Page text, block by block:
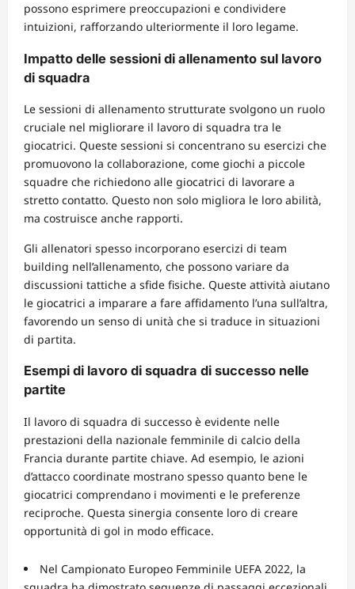
possono esprimere preoccupazioni e condividere
intuizioni, rafforzando ulteriormente il loro legame.
Impatto delle sessioni di allenamento sul lavoro
di squadra
Le sessioni di allenamento strutturate svolgono un ruolo
cruciale nel migliorare il lavoro di squadra tra le
giocatrici. Queste sessioni si concentrano su esercizi che
promuovono la collaborazione, come giochi a piccole
squadre che richiedono alle giocatrici di lavorare a
stretto contatto. Questo non solo migliora le loro abilità,
ma costruisce anche rapporti.
Gli allenatori spesso incorporano esercizi di team
building nell’allenamento, che possono variare da
discussioni tattiche a sfide fisiche. Queste attività aiutano
le giocatrici a imparare a fare affidamento l’una sull’altra,
favorendo un senso di unità che si traduce in situazioni
di partita.
Esempi di lavoro di squadra di successo nelle
partite
Il lavoro di squadra di successo è evidente nelle
prestazioni della nazionale femminile di calcio della
Francia durante partite chiave. Ad esempio, le azioni
d’attacco coordinate mostrano spesso quanto bene le
giocatrici comprendano i movimenti e le preferenze
reciproche. Questa sinergia consente loro di creare
opportunità di gol in modo efficace.
Nel Campionato Europeo Femminile UEFA 2022, la